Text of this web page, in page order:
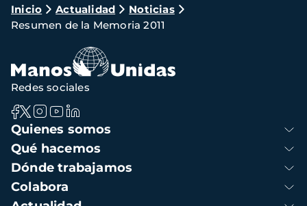
Ruta
de
navegación
Inicio Actualidad
Noticias
Resumen de la Memoria 2011
Navegación
principal
Quienes somos
Qué hacemos
Dónde trabajamos
Colabora
Redes sociales